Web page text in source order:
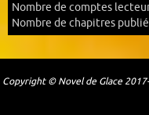
Nombre de comptes
Nombre de chapitres
Copyright © Novel de Glace